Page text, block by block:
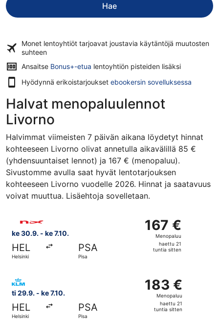
Hae
Monet lentoyhtiöt tarjoavat joustavia käytäntöjä muutosten
suhteen
Ansaitse Bonus+-etua lentoyhtiön pisteiden lisäksi
Hyödynnä erikoistarjoukset ebookersin sovelluksessa
Halvat menopaluulennot
Livorno
Halvimmat viimeisten 7 päivän aikana löydetyt hinnat
kohteeseen Livorno olivat annetulla aikavälillä 85 €
(yhdensuuntaiset lennot) ja 167 € (menopaluu).
Sivustomme avulla saat hyvät lentotarjouksen
kohteeseen Livorno vuodelle 2026. Hinnat ja saatavuus
voivat muuttua. Lisäehtoja sovelletaan.
ke 30.9. - ke 7.10.
HEL
Helsinki
PSA
Pisa
167 €
Menopaluu,
haettu
167 €
Menopaluu
haettu 21
tuntia sitten
ti 29.9. - ke 7.10.
HEL
Helsinki
PSA
Pisa
183 €
Menopaluu,
haettu
183 €
Menopaluu
haettu 21
tuntia sitten
Valitse lentoyhtiön KLM lento, lähtö ti 29.9. kohteesta